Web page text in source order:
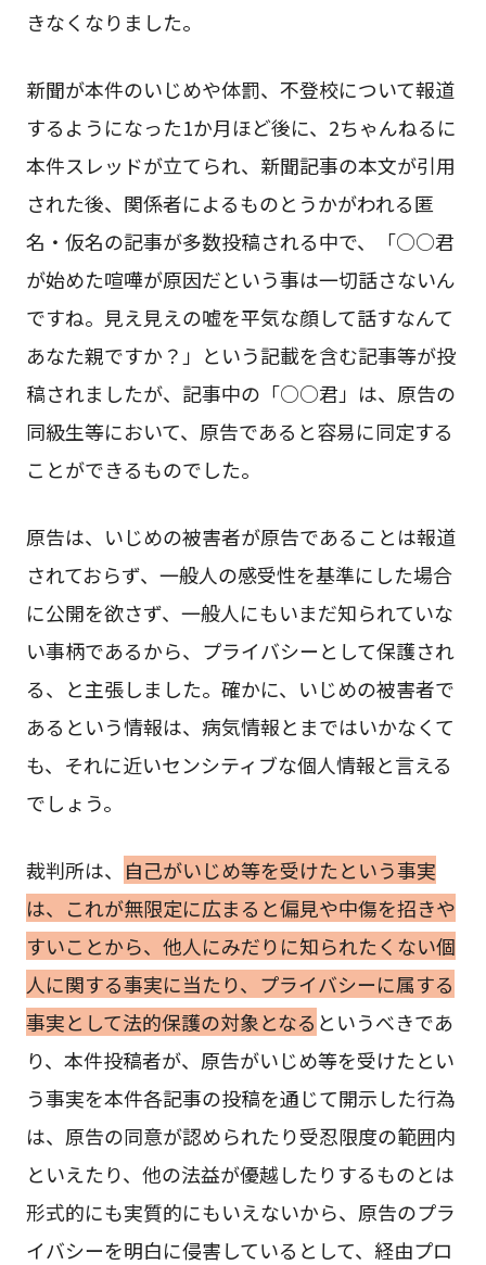
きなくなりました。
新聞が本件のいじめや体罰、不登校について報道
するようになった1か月ほど後に、2ちゃんねるに
本件スレッドが立てられ、新聞記事の本文が引用
された後、関係者によるものとうかがわれる匿
名・仮名の記事が多数投稿される中で、「○○君
が始めた喧嘩が原因だという事は一切話さないん
ですね。見え見えの嘘を平気な顔して話すなんて
あなた親ですか？」という記載を含む記事等が投
稿されましたが、記事中の「○○君」は、原告の
同級生等において、原告であると容易に同定する
ことができるものでした。
原告は、いじめの被害者が原告であることは報道
されておらず、一般人の感受性を基準にした場合
に公開を欲さず、一般人にもいまだ知られていな
い事柄であるから、プライバシーとして保護され
る、と主張しました。確かに、いじめの被害者で
あるという情報は、病気情報とまではいかなくて
も、それに近いセンシティブな個人情報と言える
でしょう。
裁判所は、
自己がいじめ等を受けたという事実
は、これが無限定に広まると偏見や中傷を招きや
すいことから、他人にみだりに知られたくない個
人に関する事実に当たり、プライバシーに属する
事実として法的保護の対象となる というべきであ
り、本件投稿者が、原告がいじめ等を受けたとい
う事実を本件各記事の投稿を通じて開示した行為
は、原告の同意が認められたり受忍限度の範囲内
といえたり、他の法益が優越したりするものとは
形式的にも実質的にもいえないから、原告のプラ
イバシーを明白に侵害しているとして、経由プロ